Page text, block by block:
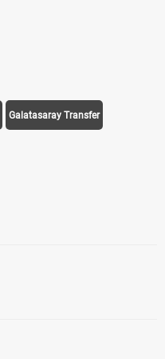
Galatasaray Transfer